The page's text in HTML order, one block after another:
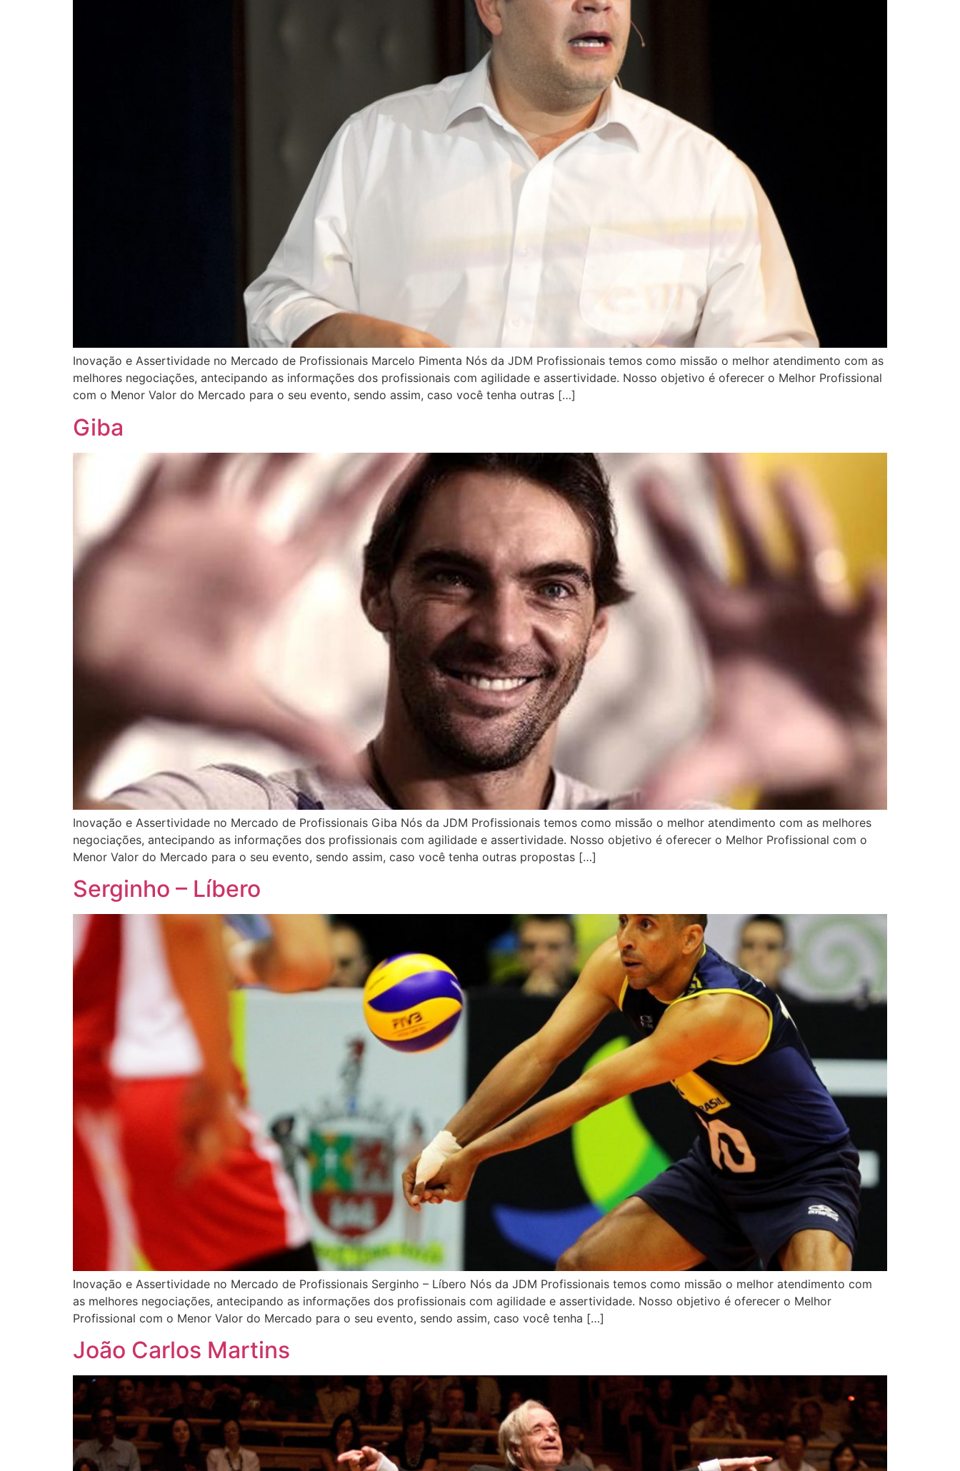
Inovação e Assertividade no Mercado de Profissionais Marcelo Pimenta Nós da JDM Profissionais temos como missão o melhor atendimento com as
melhores negociações, antecipando as informações dos profissionais com agilidade e assertividade. Nosso objetivo é oferecer o Melhor Profissional
com o Menor Valor do Mercado para o seu evento, sendo assim, caso você tenha outras […]
Giba
Inovação e Assertividade no Mercado de Profissionais Giba Nós da JDM Profissionais temos como missão o melhor atendimento com as melhores
negociações, antecipando as informações dos profissionais com agilidade e assertividade. Nosso objetivo é oferecer o Melhor Profissional com o
Menor Valor do Mercado para o seu evento, sendo assim, caso você tenha outras propostas […]
Serginho – Líbero
Inovação e Assertividade no Mercado de Profissionais Serginho – Líbero Nós da JDM Profissionais temos como missão o melhor atendimento com
as melhores negociações, antecipando as informações dos profissionais com agilidade e assertividade. Nosso objetivo é oferecer o Melhor
Profissional com o Menor Valor do Mercado para o seu evento, sendo assim, caso você tenha […]
João Carlos Martins